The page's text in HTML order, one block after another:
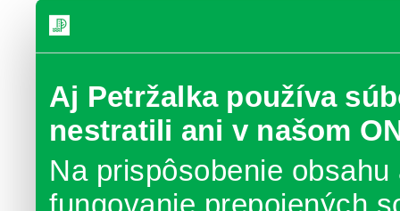
Aj Petržalka používa
nestratili ani v našom
Na prispôsobenie